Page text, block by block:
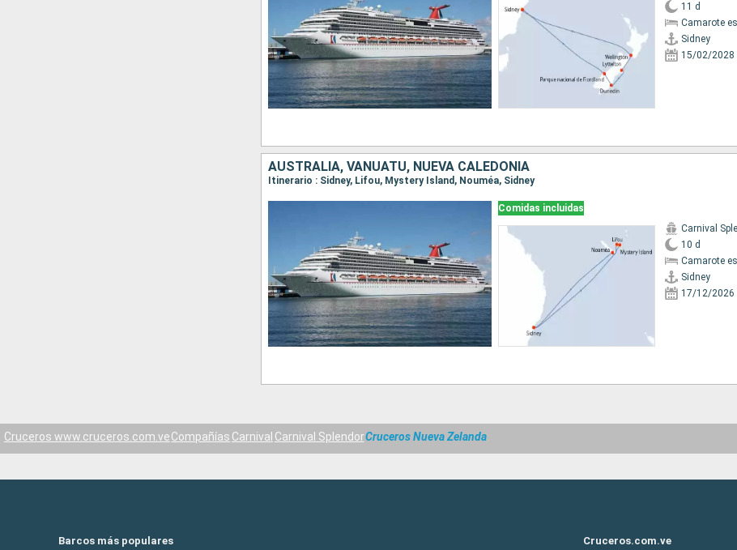
11 d
Camarote
Sidney
15/02/2028
AUSTRALIA, VANUATU, NUEVA CALEDONIA
Itinerario : Sidney, Lifou, Mystery Island, Nouméa, Sidney
Comidas incluidas
Carnival
10 d
Camarote
Sidney
17/12/2026
Cruceros www.cruceros.com.veCompañías Carnival Carnival SplendorCruceros Nueva Zelanda
Barcos más populares Cruceros.com.ve